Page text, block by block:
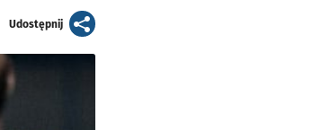
Udostępnijartykuł